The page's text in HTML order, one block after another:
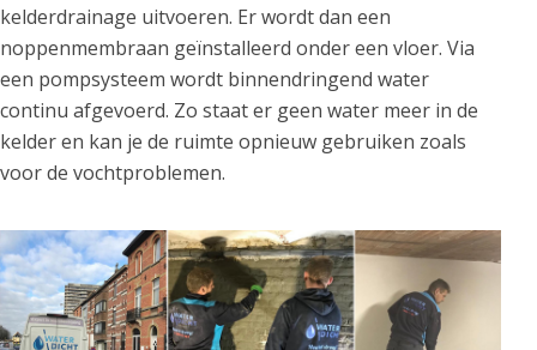
kelderdrainage uitvoeren. Er wordt dan een
noppenmembraan geïnstalleerd onder een vloer. Via
een pompsysteem wordt binnendringend water
continu afgevoerd. Zo staat er geen water meer in de
kelder en kan je de ruimte opnieuw gebruiken zoals
voor de vochtproblemen.